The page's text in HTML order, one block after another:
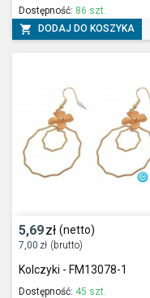
Dostępność: 86 szt.
 DODAJ DO KOSZYKA
5,69zł (netto)
7,00 zł (brutto)
Kolczyki - FM13078-1
Dostępność: 45 szt.